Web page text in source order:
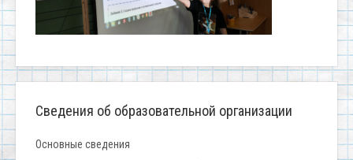
Сведения об образовательной организации
Основные сведения